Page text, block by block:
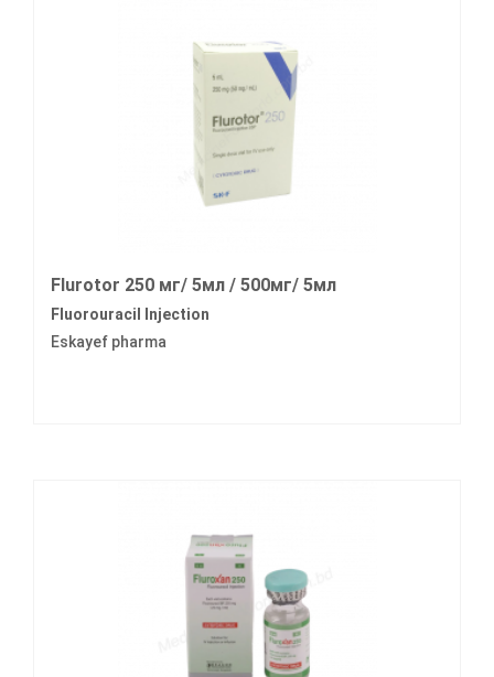
Flurotor 250 мг/ 5мл / 500мг/ 5мл
Fluorouracil Injection
Eskayef pharma